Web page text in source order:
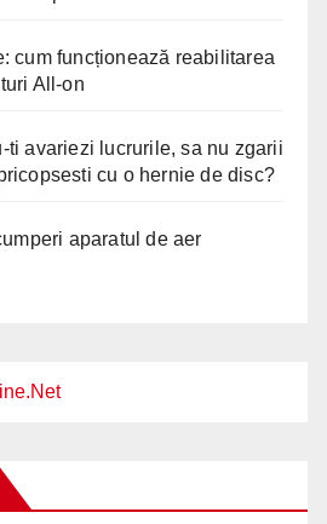
cum funcționează reabilitarea
All-on
ti avariezi lucrurile, sa nu zgarii
cu o hernie de disc?
aparatul de aer